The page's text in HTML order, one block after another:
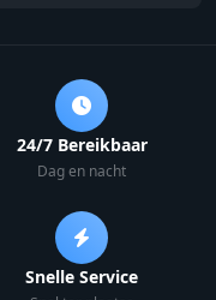
24/7 Bereikbaar
Dag en nacht
Snelle Service